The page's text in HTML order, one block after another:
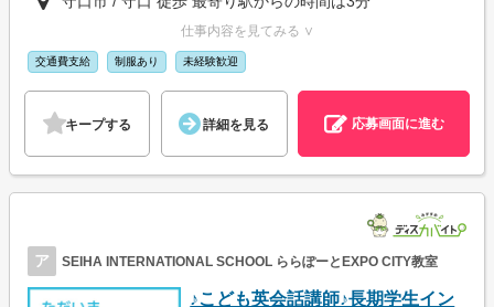
仕事内容を見てみる ∨
交通費支給 制服あり 未経験歓迎
キープする 詳細を見る 応募画面に進む
ア SEIHA INTERNATIONAL SCHOOL ららぽーとEXPO CITY教室
♪こども英会話講師♪長期学生イン